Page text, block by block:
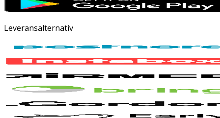
Leveransalternativ